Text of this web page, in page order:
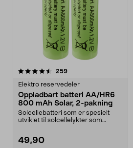
259anmeldelser
Elektro reservedeler
Oppladbart batteri AA/HR6
800 mAh Solar, 2-pakning
Solcellebatteri som er spesielt
utviklet til solcellelykter som
49,90